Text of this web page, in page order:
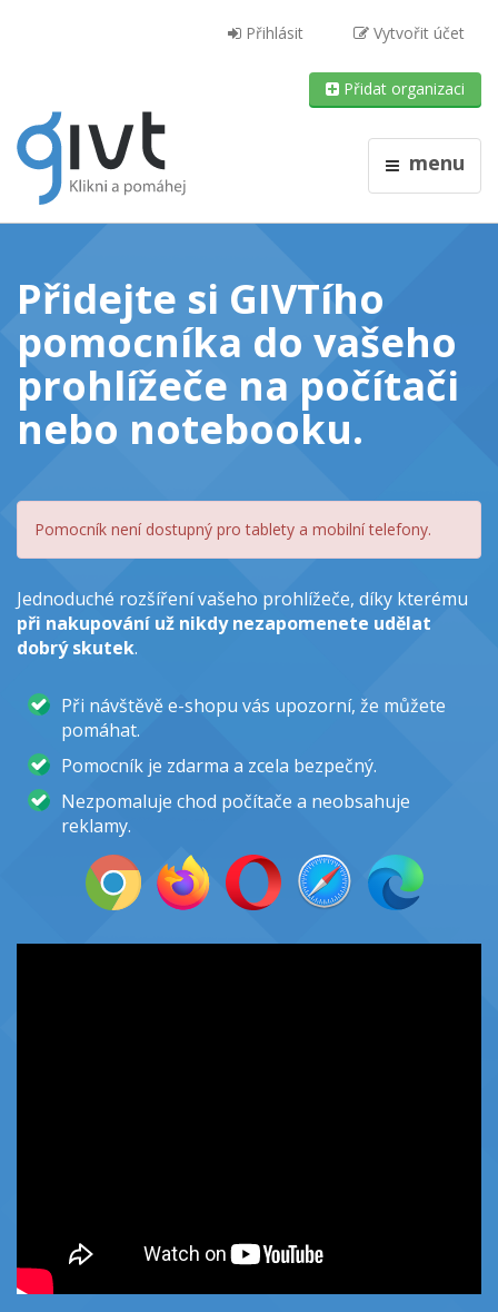
Přihlásit Vytvořit účet
Přidat organizaci
menu
Přidejte si GIVTího
pomocníka do vašeho
prohlížeče na počítači
nebo notebooku.
Pomocník není dostupný pro tablety a mobilní telefony.
Jednoduché rozšíření vašeho prohlížeče, díky kterému
při nakupování už nikdy nezapomenete udělat
dobrý skutek.
Při návštěvě e-shopu vás upozorní, že můžete
pomáhat.
Pomocník je zdarma a zcela bezpečný.
Nezpomaluje chod počítače a neobsahuje
reklamy.